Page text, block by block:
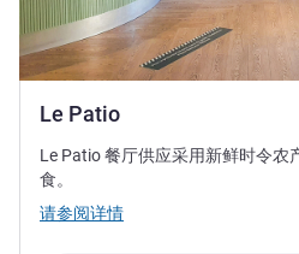
Le Patio
Le Patio 餐厅供应采用新鲜时令农
食。
请参阅详情